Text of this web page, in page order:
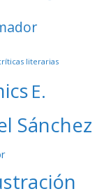
literarias
E.
Sánchez